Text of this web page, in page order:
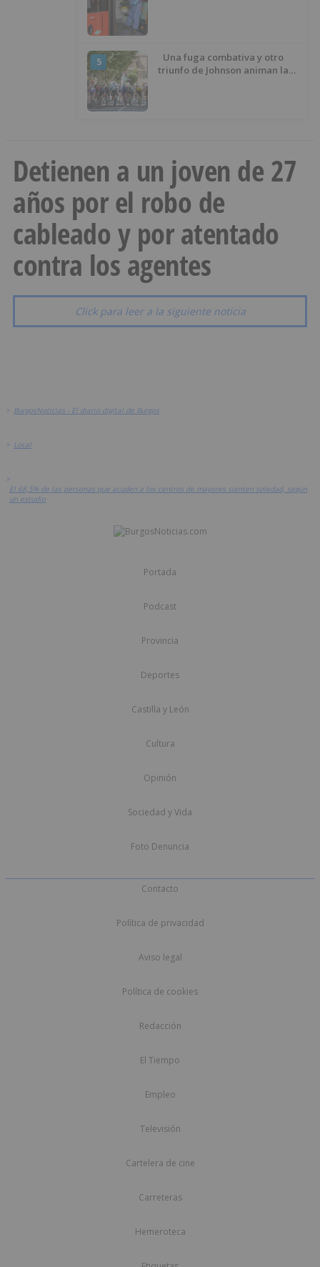
5
Una fuga combativa y otro
triunfo de Johnson animan la
Detienen a un joven de 27
años por el robo de
cableado y por atentado
contra los agentes
Click para leer a la siguiente noticia
> BurgosNoticias - El diario digital de Burgos
> Local
>
El 68,5% de las personas que acuden a los centros de mayores sienten soledad, según
un estudio
Portada
Podcast
Provincia
Deportes
Castilla y León
Cultura
Opinión
Sociedad y Vida
Foto Denuncia
Contacto
Política de privacidad
Aviso legal
Política de cookies
Redacción
El Tiempo
Empleo
Televisión
Cartelera de cine
Carreteras
Hemeroteca